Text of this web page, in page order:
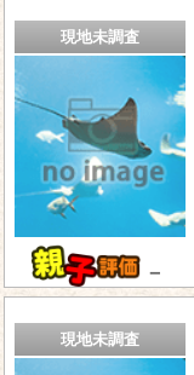
現地未調査
－
現地未調査